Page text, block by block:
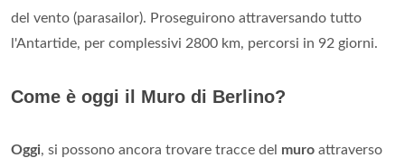
del vento (parasailor). Proseguirono attraversando tutto
l'Antartide, per complessivi 2800 km, percorsi in 92 giorni.
Come è oggi il Muro di Berlino?
Oggi, si possono ancora trovare tracce del muro attraverso